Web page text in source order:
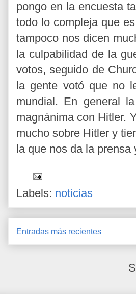
pongo en la encuesta
todo lo compleja que
tampoco nos dicen
la culpabilidad de la
votos, seguido de
la gente votó que no
mundial. En general
magnánima con Hitler.
mucho sobre Hitler y
la que nos da la prensa
Labels: noticias
Entradas más recientes